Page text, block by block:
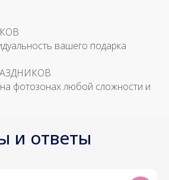
вашего подарка
фотозонах любой сложности и
и ответы